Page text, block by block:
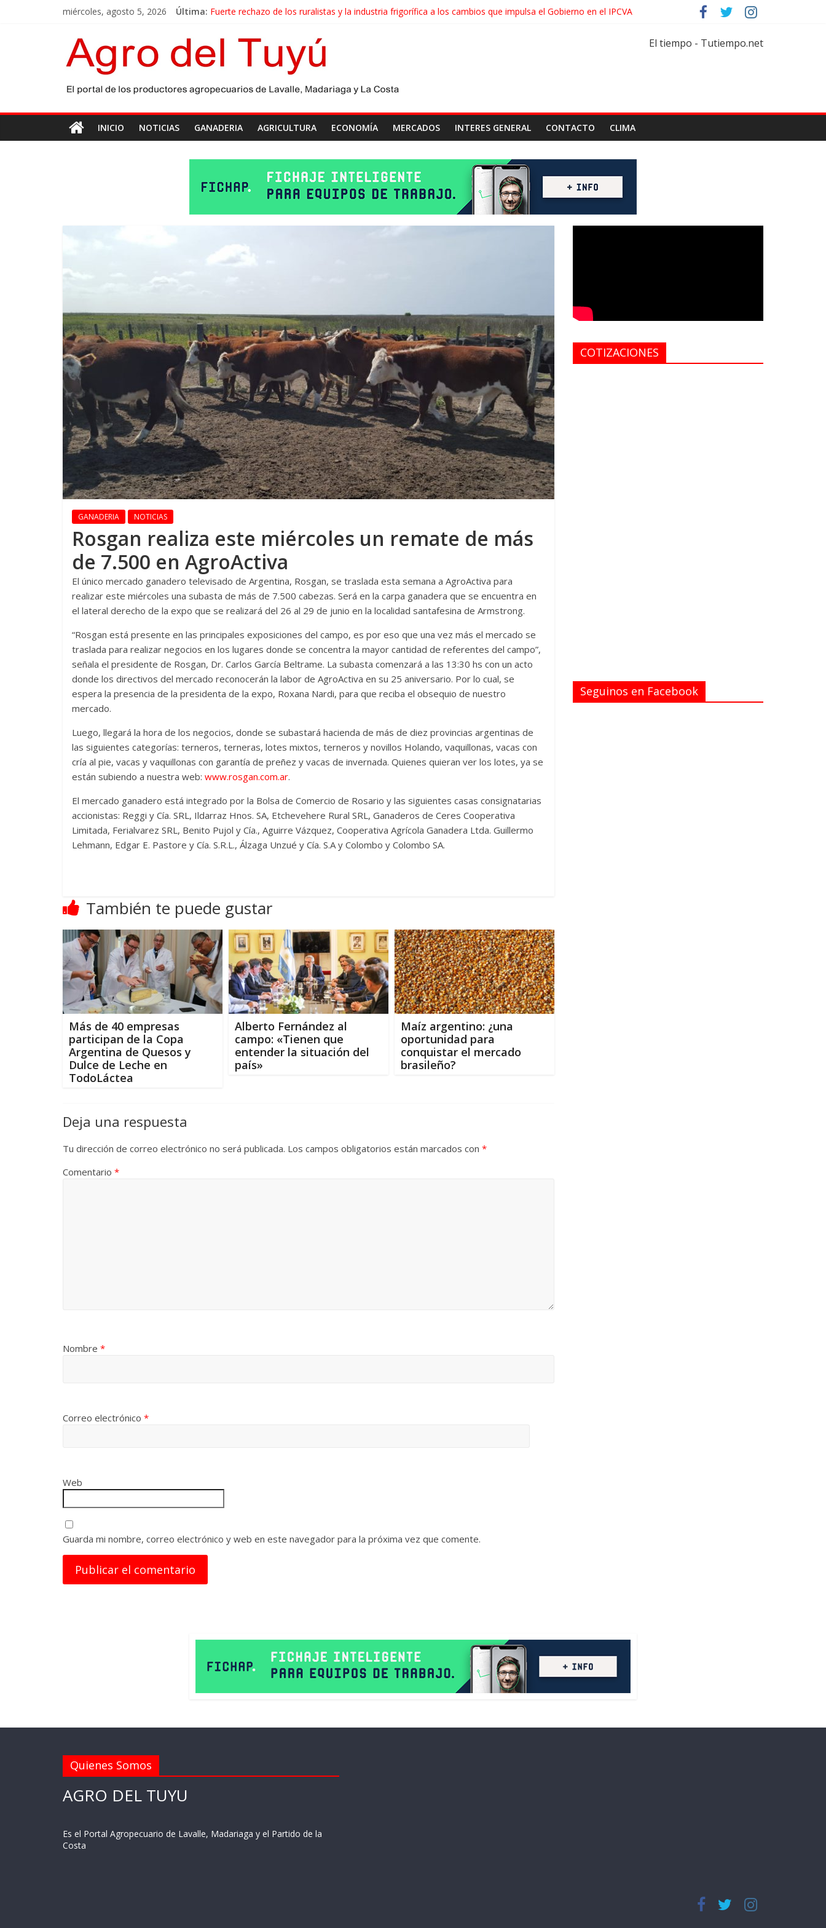
miércoles, agosto 5, 2026 Última: Fuerte rechazo de los ruralistas y la industria frigorífica a los cambios que impulsa el Gobierno en el IPCVA
Las exportaciones agroindustriales anotaron un récord histórico en el primer semestre
Maíz: estiman una cosecha récord de 71,5 millones de toneladas
Las exportaciones de carne vacuna crecieron más de 40% en el primer semestre
El tiempo - Tutiempo.net
INICIO NOTICIAS GANADERIA AGRICULTURA ECONOMÍA MERCADOS INTERES GENERAL CONTACTO CLIMA
GANADERIA NOTICIAS
Rosgan realiza este miércoles un remate de más
de 7.500 en AgroActiva
El único mercado ganadero televisado de Argentina, Rosgan, se traslada esta semana a AgroActiva para
realizar este miércoles una subasta de más de 7.500 cabezas. Será en la carpa ganadera que se encuentra en
el lateral derecho de la expo que se realizará del 26 al 29 de junio en la localidad santafesina de Armstrong.
“Rosgan está presente en las principales exposiciones del campo, es por eso que una vez más el mercado se
traslada para realizar negocios en los lugares donde se concentra la mayor cantidad de referentes del campo”,
señala el presidente de Rosgan, Dr. Carlos García Beltrame. La subasta comenzará a las 13:30 hs con un acto
donde los directivos del mercado reconocerán la labor de AgroActiva en su 25 aniversario. Por lo cual, se
espera la presencia de la presidenta de la expo, Roxana Nardi, para que reciba el obsequio de nuestro
mercado.
Luego, llegará la hora de los negocios, donde se subastará hacienda de más de diez provincias argentinas de
las siguientes categorías: terneros, terneras, lotes mixtos, terneros y novillos Holando, vaquillonas, vacas con
cría al pie, vacas y vaquillonas con garantía de preñez y vacas de invernada. Quienes quieran ver los lotes, ya se
están subiendo a nuestra web: www.rosgan.com.ar.
El mercado ganadero está integrado por la Bolsa de Comercio de Rosario y las siguientes casas consignatarias
accionistas: Reggi y Cía. SRL, Ildarraz Hnos. SA, Etchevehere Rural SRL, Ganaderos de Ceres Cooperativa
Limitada, Ferialvarez SRL, Benito Pujol y Cía., Aguirre Vázquez, Cooperativa Agrícola Ganadera Ltda. Guillermo
Lehmann, Edgar E. Pastore y Cía. S.R.L., Álzaga Unzué y Cía. S.A y Colombo y Colombo SA.
También te puede gustar
Más de 40 empresas
participan de la Copa
Argentina de Quesos y
Dulce de Leche en
TodoLáctea
Alberto Fernández al
campo: «Tienen que
entender la situación del
país»
Maíz argentino: ¿una
oportunidad para
conquistar el mercado
brasileño?
Deja una respuesta
Tu dirección de correo electrónico no será publicada. Los campos obligatorios están marcados con *
Comentario *
Nombre *
Correo electrónico *
Web
Guarda mi nombre, correo electrónico y web en este navegador para la próxima vez que comente.
COTIZACIONES
Seguinos en Facebook
Quienes Somos
AGRO DEL TUYU
Es el Portal Agropecuario de Lavalle, Madariaga y el Partido de la
Costa